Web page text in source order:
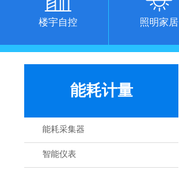
楼宇自控 照明家居
能耗计量
能耗采集器
智能仪表